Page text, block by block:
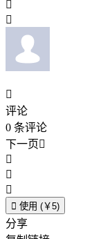



评论
0 条评论
下一页



 使用 (￥5)
分享